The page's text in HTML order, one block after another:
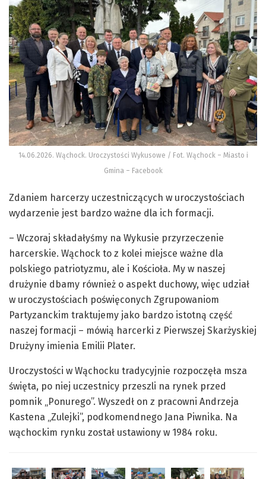
14.06.2026. Wąchock. Uroczystości Wykusowe / Fot. Wąchock – Miasto i
Gmina – Facebook
Zdaniem harcerzy uczestniczących w uroczystościach
wydarzenie jest bardzo ważne dla ich formacji.
– Wczoraj składałyśmy na Wykusie przyrzeczenie
harcerskie. Wąchock to z kolei miejsce ważne dla
polskiego patriotyzmu, ale i Kościoła. My w naszej
drużynie dbamy również o aspekt duchowy, więc udział
w uroczystościach poświęconych Zgrupowaniom
Partyzanckim traktujemy jako bardzo istotną część
naszej formacji – mówią harcerki z Pierwszej Skarżyskiej
Drużyny imienia Emilii Plater.
Uroczystości w Wąchocku tradycyjnie rozpoczęła msza
święta, po niej uczestnicy przeszli na rynek przed
pomnik „Ponurego”. Wyszedł on z pracowni Andrzeja
Kastena „Zulejki”, podkomendnego Jana Piwnika. Na
wąchockim rynku został ustawiony w 1984 roku.